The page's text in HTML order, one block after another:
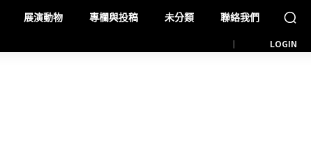
展演動物 專欄與投稿 未分類 聯絡我們
LOGIN